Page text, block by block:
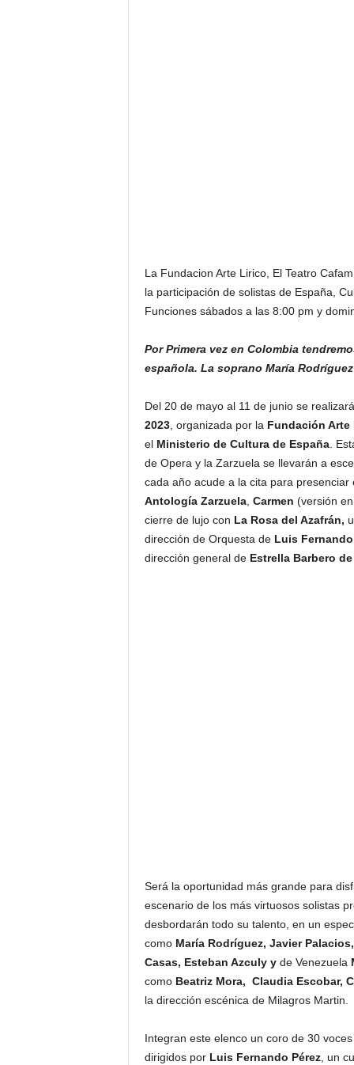
La Fundacion Arte Lirico, El Teatro
la participación de solistas de España,
Funciones sábados a las 8:00 pm y
Por Primera vez en Colombia
española. La soprano María
Del 20 de mayo al 11 de junio se
2023, organizada por la Fundación Arte
el Ministerio de Cultura de España.
de Opera y la Zarzuela se llevarán a
cada año acude a la cita para
Antología Zarzuela, Carmen (versión
cierre de lujo con La Rosa del Azafrán,
dirección de Orquesta deLuis Fernando
dirección general deEstrella Barbero de
Será la oportunidad más grande para
escenario de los más virtuosos solistas
desbordarán todo su talento, en un
como María Rodríguez, Javier
Casas, Esteban Azculy y de Venezuela
comoBeatriz Mora, Claudia Escobar,
la dirección escénica de Milagros Martin.
Integran este elenco un coro de 30
dirigidos por Luis Fernando Pérez, un